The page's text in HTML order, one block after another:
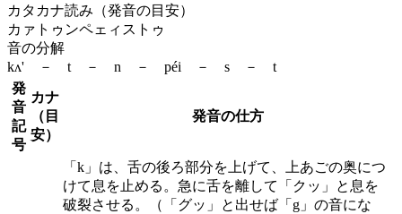
カタカナ読み（発音の目安）
カァトゥンペェィストゥ
音の分解
kʌ' － t － n － péi － s － t
発
音
記
号
カナ
（目
安）
発音の仕方
「k」は、舌の後ろ部分を上げて、上あごの奥につ
けて息を止める。急に舌を離して「クッ」と息を
破裂させる。（「グッ」と出せば「g」の音にな